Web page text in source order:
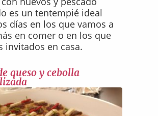
es un tentempié ideal
días en los que vamos a
en comer o en los que
invitados en casa.
queso y cebolla